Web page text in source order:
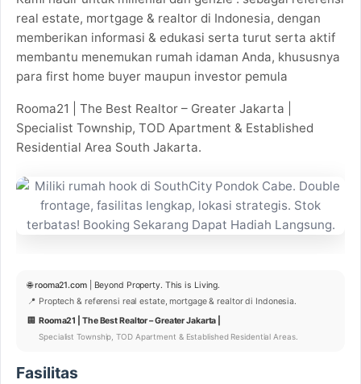
real estate, mortgage & realtor di Indonesia, dengan
memberikan informasi & edukasi serta turut serta aktif
membantu menemukan rumah idaman Anda, khususnya
para first home buyer maupun investor pemula
Rooma21 | The Best Realtor – Greater Jakarta |
Specialist Township, TOD Apartment & Established
Residential Area South Jakarta.
🌐rooma21.com| Beyond Property. This is Living.
📍 Proptech & referensi real estate, mortgage & realtor di Indonesia.
🏢 Rooma21 | The Best Realtor – Greater Jakarta |
Specialist Township, TOD Apartment & Established Residential Areas.
Fasilitas